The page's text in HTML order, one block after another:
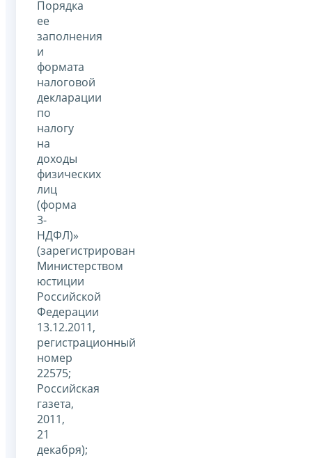
Порядка
ее
заполнения
и
формата
налоговой
декларации
по
налогу
на
доходы
физических
лиц
(форма
3-
НДФЛ)»
(зарегистрирован
Министерством
юстиции
Российской
Федерации
13.12.2011,
регистрационный
номер
22575;
Российская
газета,
2011,
21
декабря);